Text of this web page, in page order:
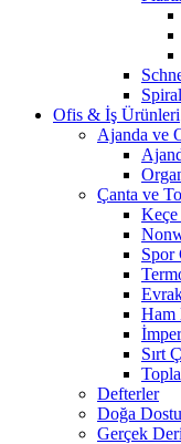
Ofis & İş Ürünleri
Ajanda ve
Çanta ve
Keçe
Spor
Ham
Sırt
Defterler
Doğa
Gerçek